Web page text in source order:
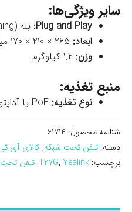
سایر ویژگی‌ها:
Plug and Play: بله (Auto Provisioning)
ابعاد:
وزن:
منبع تغذیه:
نوع تغذیه:
شناسه محصول: 61714
دسته: تلفن تحت شبکه,کالای آی
برچسب:
T27G, Yealink
,تلفن